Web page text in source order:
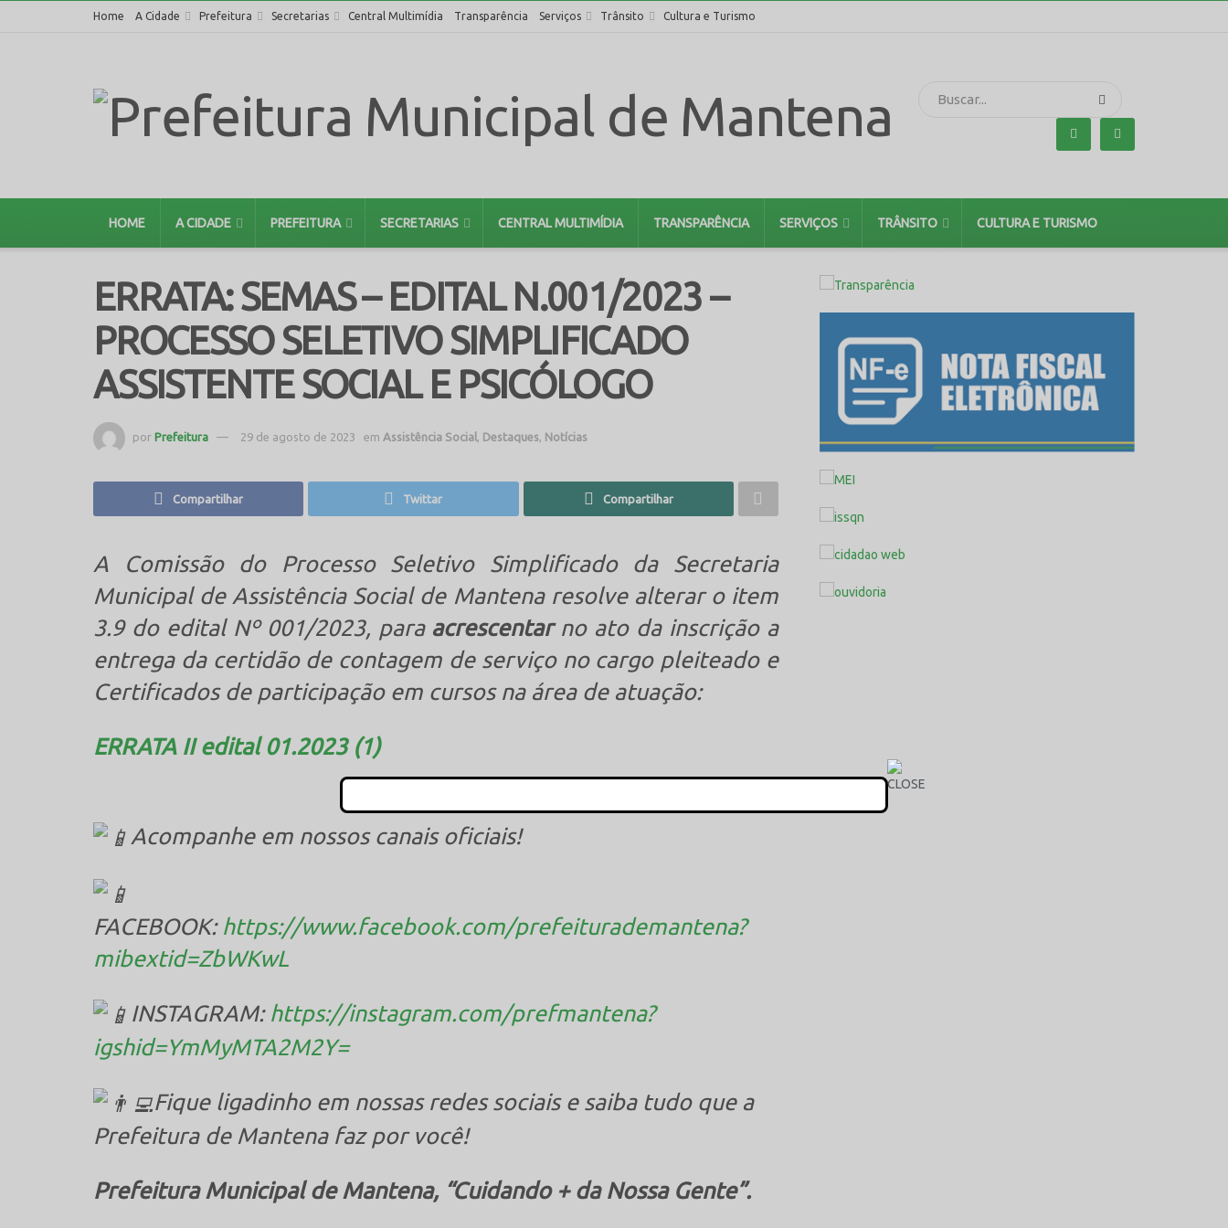
Home A Cidade Prefeitura Secretarias Central Multimídia Transparência Serviços Trânsito Cultura e Turismo
HOME A CIDADE PREFEITURA SECRETARIAS CENTRAL MULTIMÍDIA TRANSPARÊNCIA SERVIÇOS TRÂNSITO CULTURA E TURISMO
ERRATA: SEMAS – EDITAL N.001/2023 –
PROCESSO SELETIVO SIMPLIFICADO
ASSISTENTE SOCIAL E PSICÓLOGO
por Prefeitura 29 de agosto de 2023 em Assistência Social Destaques Notícias
Compartilhar Twittar Compartilhar
A Comissão do Processo Seletivo Simplificado da Secretaria
Municipal de Assistência Social de Mantena resolve alterar o item
3.9 do edital Nº 001/2023, para acrescentarno ato da inscrição a
entrega da certidão de contagem de serviço no cargo pleiteado e
Certificados de participação em cursos na área de atuação:
ERRATA II edital 01.2023 (1)
Acompanhe em nossos canais oficiais!
FACEBOOK: https://www.facebook.com/prefeiturademantena?
mibextid=ZbWKwL
INSTAGRAM: https://instagram.com/prefmantena?
igshid=YmMyMTA2M2Y=
Fique ligadinho em nossas redes sociais e saiba tudo que a
Prefeitura de Mantena faz por você!
Prefeitura Municipal de Mantena, “Cuidando + da Nossa Gente”.